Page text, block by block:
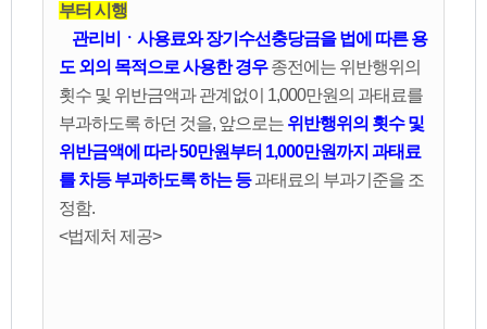
부터 시행
관리비ㆍ사용료와 장기수선충당금을 법에 따른 용
도 외의 목적으로 사용한 경우종전에는 위반행위의
횟수 및 위반금액과 관계없이 1,000만원의 과태료를
부과하도록 하던 것을, 앞으로는 위반행위의 횟수 및
위반금액에 따라 50만원부터 1,000만원까지 과태료
를 차등 부과하도록 하는 등과태료의 부과기준을 조
정함.
<법제처 제공>